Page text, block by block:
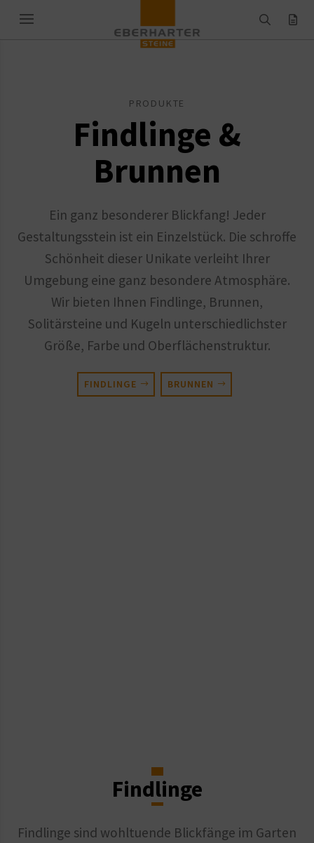
PRODUKTE
Findlinge &
Brunnen
Ein ganz besonderer Blickfang! Jeder
Gestaltungsstein ist ein Einzelstück. Die schroffe
Schönheit dieser Unikate verleiht Ihrer
Umgebung eine ganz besondere Atmosphäre.
Wir bieten Ihnen Findlinge, Brunnen,
Solitärsteine und Kugeln unterschiedlichster
Größe, Farbe und Oberflächenstruktur.
FINDLINGE BRUNNEN
Findlinge
Findlinge sind wohltuende Blickfänge im Garten